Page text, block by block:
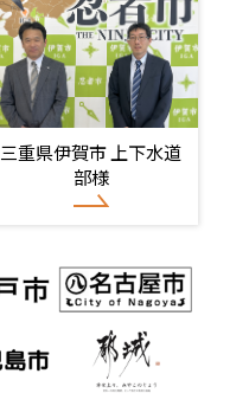
三重県伊賀市 上下水道
部様